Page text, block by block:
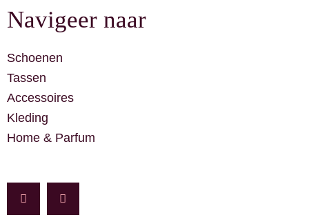
Navigeer naar
Schoenen
Tassen
Accessoires
Kleding
Home & Parfum
e
b
t
a